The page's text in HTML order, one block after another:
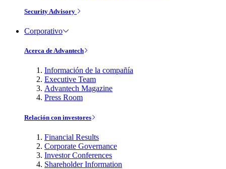
Security Advisory
Corporativo
Acerca de Advantech
Información de la compañía
Executive Team
Advantech Magazine
Press Room
Relación con investores
Financial Results
Corporate Governance
Investor Conferences
Shareholder Information